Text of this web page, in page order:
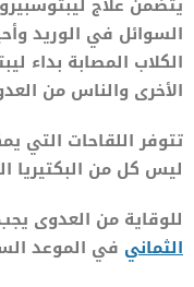
السوائل في الوريد
الكلاب المصابة بداء
الأخرى والناس من
تتوفر اللقاحات التي
ليس كل من
للوقاية من العدوى
الثماني في الموعد